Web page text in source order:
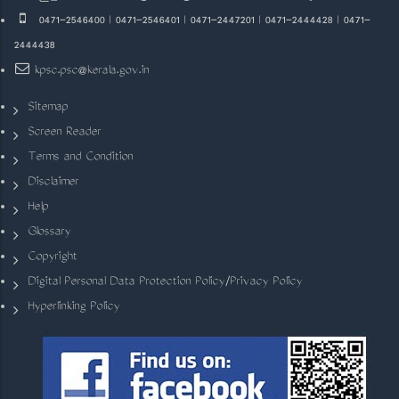
0471-2546400 | 0471-2546401 | 0471-2447201 | 0471-2444428 | 0471-
2444438
kpsc.psc@kerala.gov.in
Sitemap
Screen Reader
Terms and Condition
Disclaimer
Help
Glossary
Copyright
Digital Personal Data Protection Policy/Privacy Policy
Hyperlinking Policy